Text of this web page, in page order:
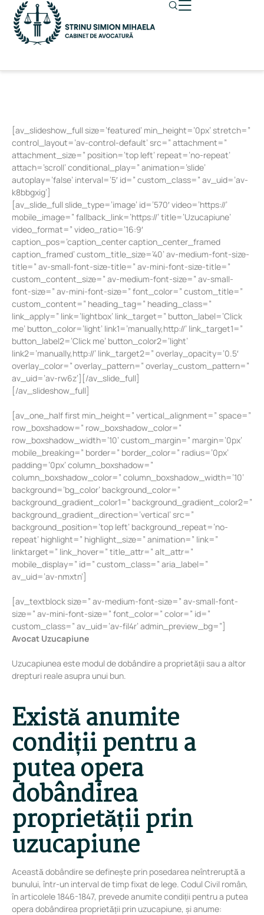
[av_slideshow_full size=’featured’ min_height=’0px’ stretch=”
control_layout=’av-control-default’ src=” attachment=”
attachment_size=” position=’top left’ repeat=’no-repeat’
attach=’scroll’ conditional_play=” animation=’slide’
autoplay=’false’ interval=’5′ id=” custom_class=” av_uid=’av-
k8bbgxig’]
[av_slide_full slide_type=’image’ id=’570′ video=’https://’
mobile_image=” fallback_link=’https://’ title=’Uzucapiune’
video_format=” video_ratio=’16:9′
caption_pos=’caption_center caption_center_framed
caption_framed’ custom_title_size=’40’ av-medium-font-size-
title=” av-small-font-size-title=” av-mini-font-size-title=”
custom_content_size=” av-medium-font-size=” av-small-
font-size=” av-mini-font-size=” font_color=” custom_title=”
custom_content=” heading_tag=” heading_class=”
link_apply=” link=’lightbox’ link_target=” button_label=’Click
me’ button_color=’light’ link1=’manually,http://’ link_target1=”
button_label2=’Click me’ button_color2=’light’
link2=’manually,http://’ link_target2=” overlay_opacity=’0.5′
overlay_color=” overlay_pattern=” overlay_custom_pattern=”
av_uid=’av-rw6z’][/av_slide_full]
[/av_slideshow_full]
[av_one_half first min_height=” vertical_alignment=” space=”
row_boxshadow=” row_boxshadow_color=”
row_boxshadow_width=’10’ custom_margin=” margin=’0px’
mobile_breaking=” border=” border_color=” radius=’0px’
padding=’0px’ column_boxshadow=”
column_boxshadow_color=” column_boxshadow_width=’10’
background=’bg_color’ background_color=”
background_gradient_color1=” background_gradient_color2=”
background_gradient_direction=’vertical’ src=”
background_position=’top left’ background_repeat=’no-
repeat’ highlight=” highlight_size=” animation=” link=”
linktarget=” link_hover=” title_attr=” alt_attr=”
mobile_display=” id=” custom_class=” aria_label=”
av_uid=’av-nmxtn’]
[av_textblock size=” av-medium-font-size=” av-small-font-
size=” av-mini-font-size=” font_color=” color=” id=”
custom_class=” av_uid=’av-fil4r’ admin_preview_bg=”]
Avocat Uzucapiune
Uzucapiunea este modul de dobândire a proprietății sau a altor
drepturi reale asupra unui bun.
Există anumite
condiții pentru a
putea opera
dobândirea
proprietății prin
uzucapiune
Această dobândire se definește prin posedarea neîntreruptă a
bunului, într-un interval de timp fixat de lege. Codul Civil român,
în articolele 1846-1847, prevede anumite condiții pentru a putea
opera dobândirea proprietății prin uzucapiune, și anume: